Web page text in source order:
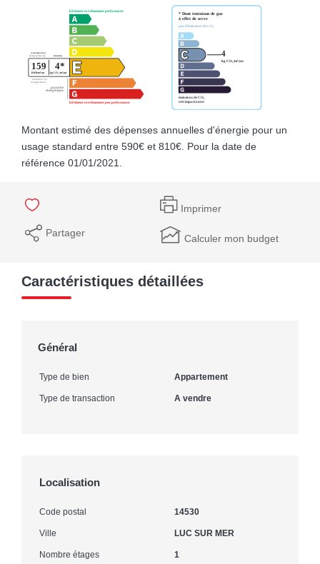
Montant estimé des dépenses annuelles d'énergie pour un
usage standard entre 590€ et 810€. Pour la date de
référence 01/01/2021.
Imprimer
Partager Calculer mon budget
Caractéristiques détaillées
Général
Type de bien Appartement
Type de transaction A vendre
Localisation
Code postal 14530
Ville LUC SUR MER
Nombre étages 1